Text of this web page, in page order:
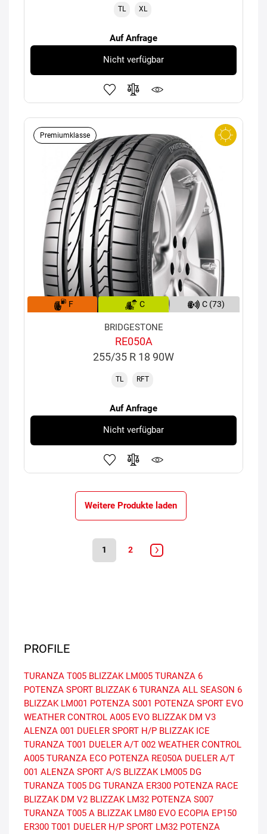
TL XL
Auf Anfrage
Nicht verfügbar
Premiumklasse
F C C (73)
BRIDGESTONE
RE050A
255/35 R 18 90W
TL RFT
Auf Anfrage
Nicht verfügbar
Weitere Produkte laden
1 2
PROFILE
TURANZA T005 BLIZZAK LM005 TURANZA 6
POTENZA SPORT BLIZZAK 6 TURANZA ALL SEASON 6
BLIZZAK LM001 POTENZA S001 POTENZA SPORT EVO
WEATHER CONTROL A005 EVO BLIZZAK DM V3
ALENZA 001 DUELER SPORT H/P BLIZZAK ICE
TURANZA T001 DUELER A/T 002 WEATHER CONTROL
A005 TURANZA ECO POTENZA RE050A DUELER A/T
001 ALENZA SPORT A/S BLIZZAK LM005 DG
TURANZA T005 DG TURANZA ER300 POTENZA RACE
BLIZZAK DM V2 BLIZZAK LM32 POTENZA S007
TURANZA T005 A BLIZZAK LM80 EVO ECOPIA EP150
ER300 T001 DUELER H/P SPORT LM32 POTENZA